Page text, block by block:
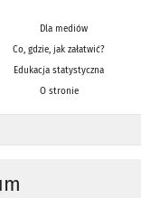
Dla mediów
Co, gdzie, jak załatwić?
Edukacja statystyczna
O stronie